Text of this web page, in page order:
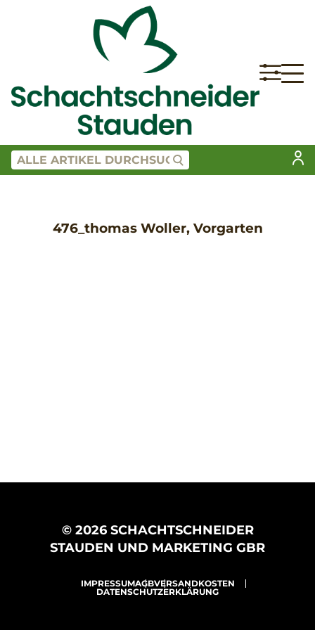
476_thomas Woller, Vorgarten
© 2026 SCHACHTSCHNEIDER
STAUDEN UND MARKETING GBR
IMPRESSUMAGBVERSANDKOSTEN
DATENSCHUTZERKLÄRUNG